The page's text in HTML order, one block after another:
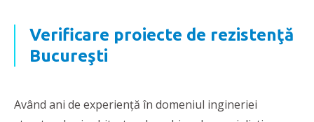
Verificare proiecte de rezistenţă
Bucureşti
Având ani de experienţă în domeniul ingineriei